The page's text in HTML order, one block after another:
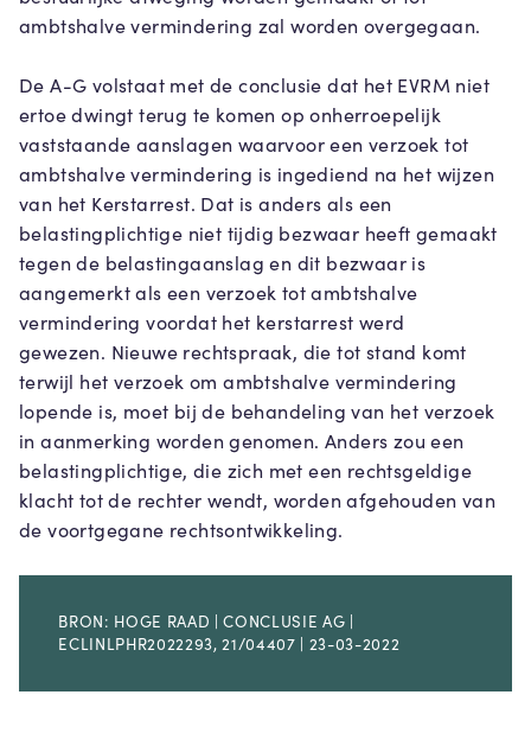
ambtshalve vermindering zal worden overgegaan.
De A-G volstaat met de conclusie dat het EVRM niet
ertoe dwingt terug te komen op onherroepelijk
vaststaande aanslagen waarvoor een verzoek tot
ambtshalve vermindering is ingediend na het wijzen
van het Kerstarrest. Dat is anders als een
belastingplichtige niet tijdig bezwaar heeft gemaakt
tegen de belastingaanslag en dit bezwaar is
aangemerkt als een verzoek tot ambtshalve
vermindering voordat het kerstarrest werd
gewezen. Nieuwe rechtspraak, die tot stand komt
terwijl het verzoek om ambtshalve vermindering
lopende is, moet bij de behandeling van het verzoek
in aanmerking worden genomen. Anders zou een
belastingplichtige, die zich met een rechtsgeldige
klacht tot de rechter wendt, worden afgehouden van
de voortgegane rechtsontwikkeling.
BRON: HOGE RAAD | CONCLUSIE AG |
ECLINLPHR2022293, 21/04407 | 23-03-2022